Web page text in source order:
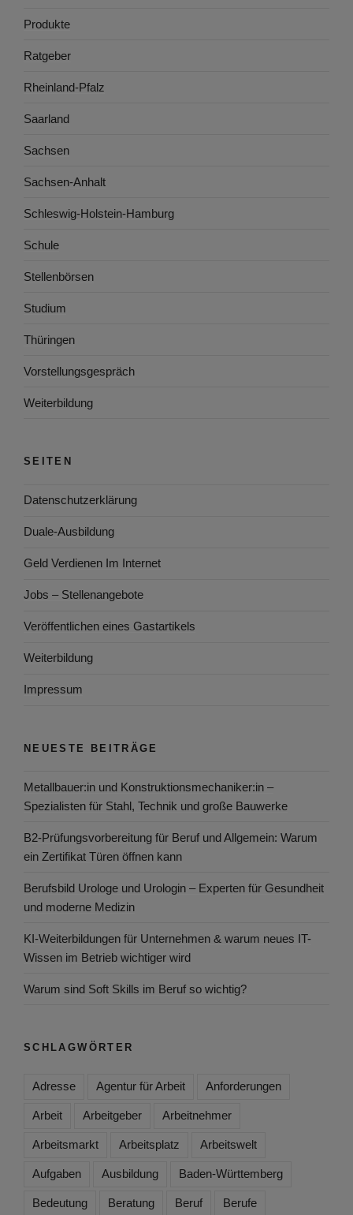
Produkte
Ratgeber
Rheinland-Pfalz
Saarland
Sachsen
Sachsen-Anhalt
Schleswig-Holstein-Hamburg
Schule
Stellenbörsen
Studium
Thüringen
Vorstellungsgespräch
Weiterbildung
SEITEN
Datenschutzerklärung
Duale-Ausbildung
Geld Verdienen Im Internet
Jobs – Stellenangebote
Veröffentlichen eines Gastartikels
Weiterbildung
Impressum
NEUESTE BEITRÄGE
Metallbauer:in und Konstruktionsmechaniker:in –
Spezialisten für Stahl, Technik und große Bauwerke
B2-Prüfungsvorbereitung für Beruf und Allgemein: Warum
ein Zertifikat Türen öffnen kann
Berufsbild Urologe und Urologin – Experten für Gesundheit
und moderne Medizin
KI-Weiterbildungen für Unternehmen & warum neues IT-
Wissen im Betrieb wichtiger wird
Warum sind Soft Skills im Beruf so wichtig?
SCHLAGWÖRTER
Adresse Agentur für Arbeit Anforderungen
Arbeit Arbeitgeber Arbeitnehmer
Arbeitsmarkt Arbeitsplatz Arbeitswelt
Aufgaben Ausbildung Baden-Württemberg
Bedeutung Beratung Beruf Berufe